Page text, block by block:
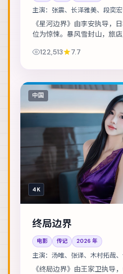
主演： 张震、长泽雅美、段奕
《星河边界》由李安执导，
位为惊悚。暴风雪封山，旅
层次丰富。镜头语言克制而富
122,513 7.7
中国
4K
终局边界
电影 传记 2026 年
主演： 汤唯、张译、木村拓哉
《终局边界》由王家卫执导